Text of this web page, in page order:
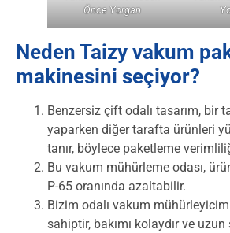
Önce Yorgan
Neden Taizy vakum
makinesini seçiyor?
Benzersiz çift odalı tasarım, bir
yaparken diğer tarafta ürünleri
tanır, böylece paketleme
Bu vakum mühürleme odası,
P-65 oranında azaltabilir.
Bizim odalı vakum
sahiptir, bakımı kolaydır ve